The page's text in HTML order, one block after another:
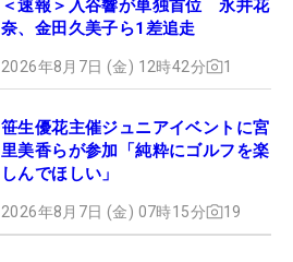
＜速報＞入谷響が単独首位 永井花
奈、金田久美子ら1差追走
2026年8月7日 (金) 12時42分 1
笹生優花主催ジュニアイベントに宮
里美香らが参加「純粋にゴルフを楽
しんでほしい」
2026年8月7日 (金) 07時15分 19